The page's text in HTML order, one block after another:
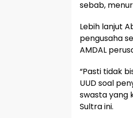
sebab,
Lebih lanjut
pengusaha
AMDAL
“Pasti tidak
UUD soal
swasta yang
Sultra ini.